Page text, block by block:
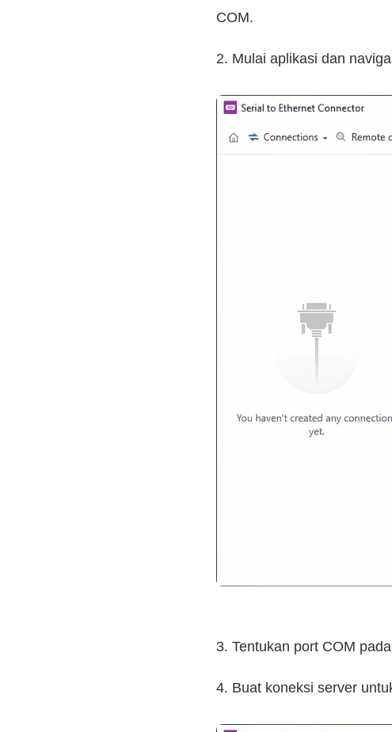
COM.
2. Mulai aplikasi dan
3. Tentukan port COM
4. Buat koneksi server